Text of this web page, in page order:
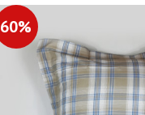
60%